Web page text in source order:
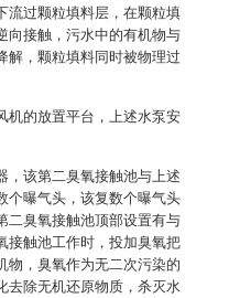
流过颗粒填料层，在颗粒填
向接触，污水中的有机物与
解，颗粒填料同时被物理过
机的放置平台，上述水泵安
，该第二臭氧接触池与上述
个曝气头，该复数个曝气头
二臭氧接触池顶部设置有与
接触池工作时，投加臭氧把
物，臭氧作为无二次污染的
去除无机还原物质，杀灭水